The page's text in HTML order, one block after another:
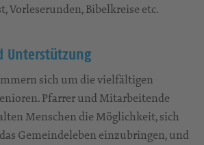
Vorleserunden, Bibelkreise etc.
sich um die vielfältigen
Pfarrer und Mitarbeitende
Menschen die Möglichkeit, sich
Gemeindeleben einzubringen, und